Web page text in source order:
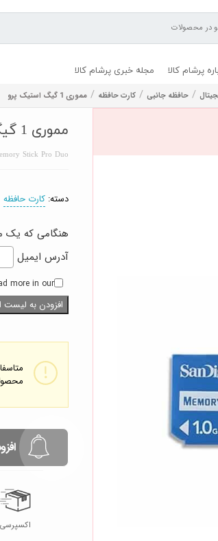
پرشام کالا مجله خبری پرشام کالا
/ حافظه جانبی / کارت حافظه / مموری 1 گیگ استیک پرو
مموری 1 گیگ استیک پرو
Stick Pro Duo
دسته:کارت حافظه
هنگامی که یک
آدرس ایمیل
more in our
اکسپرسی